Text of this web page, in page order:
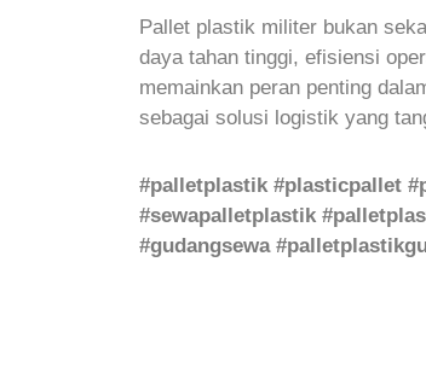
Pallet plastik militer bukan
daya tahan tinggi, efisiensi
memainkan peran penting
sebagai solusi logistik yang
#palletplastik #plasticpallet
#sewapalletplastik
#gudangsewa